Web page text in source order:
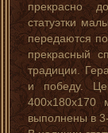
прекрасно
статуэтки
передаются
прекрасный
традиции.
и победу.
выполнены в